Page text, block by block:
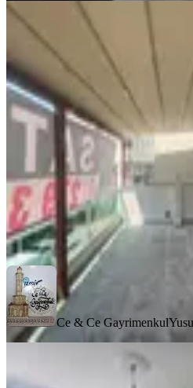
YENİ
İzmir Balçova
25m Teraslı
Satılık Daire
Balçova, Çetin
3+1
125 m²
8.100.000 ₺
Ce & Ce GayrimenkulYusuf
Ara
Ce & Ce Gayrimenkul
Balçova Ata
Jeotermalli